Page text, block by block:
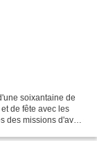
soixantaine de
de fête avec les
des missions d'avant